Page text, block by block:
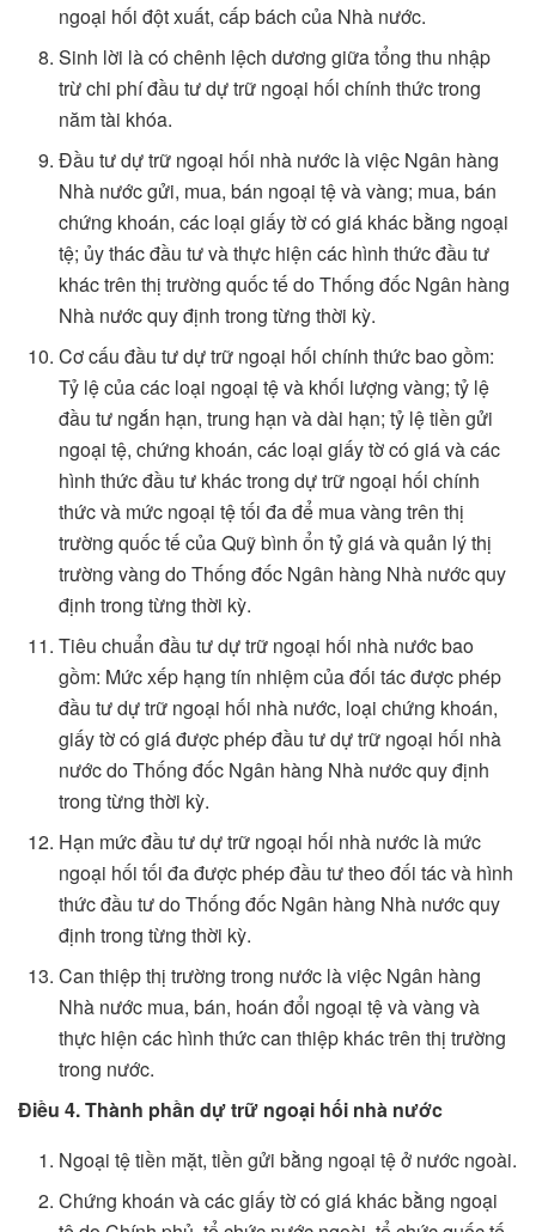
ngoại hối đột xuất, cấp bách của Nhà nước.
Sinh lời là có chênh lệch dương giữa tổng thu nhập
trừ chi phí đầu tư dự trữ ngoại hối chính thức trong
năm tài khóa.
Đầu tư dự trữ ngoại hối nhà nước là việc Ngân hàng
Nhà nước gửi, mua, bán ngoại tệ và vàng; mua, bán
chứng khoán, các loại giấy tờ có giá khác bằng ngoại
tệ; ủy thác đầu tư và thực hiện các hình thức đầu tư
khác trên thị trường quốc tế do Thống đốc Ngân hàng
Nhà nước quy định trong từng thời kỳ.
Cơ cấu đầu tư dự trữ ngoại hối chính thức bao gồm:
Tỷ lệ của các loại ngoại tệ và khối lượng vàng; tỷ lệ
đầu tư ngắn hạn, trung hạn và dài hạn; tỷ lệ tiền gửi
ngoại tệ, chứng khoán, các loại giấy tờ có giá và các
hình thức đầu tư khác trong dự trữ ngoại hối chính
thức và mức ngoại tệ tối đa để mua vàng trên thị
trường quốc tế của Quỹ bình ổn tỷ giá và quản lý thị
trường vàng do Thống đốc Ngân hàng Nhà nước quy
định trong từng thời kỳ.
Tiêu chuẩn đầu tư dự trữ ngoại hối nhà nước bao
gồm: Mức xếp hạng tín nhiệm của đối tác được phép
đầu tư dự trữ ngoại hối nhà nước, loại chứng khoán,
giấy tờ có giá được phép đầu tư dự trữ ngoại hối nhà
nước do Thống đốc Ngân hàng Nhà nước quy định
trong từng thời kỳ.
Hạn mức đầu tư dự trữ ngoại hối nhà nước là mức
ngoại hối tối đa được phép đầu tư theo đối tác và hình
thức đầu tư do Thống đốc Ngân hàng Nhà nước quy
định trong từng thời kỳ.
Can thiệp thị trường trong nước là việc Ngân hàng
Nhà nước mua, bán, hoán đổi ngoại tệ và vàng và
thực hiện các hình thức can thiệp khác trên thị trường
trong nước.
Điều 4. Thành phần dự trữ ngoại hối nhà nước
Ngoại tệ tiền mặt, tiền gửi bằng ngoại tệ ở nước ngoài.
Chứng khoán và các giấy tờ có giá khác bằng ngoại